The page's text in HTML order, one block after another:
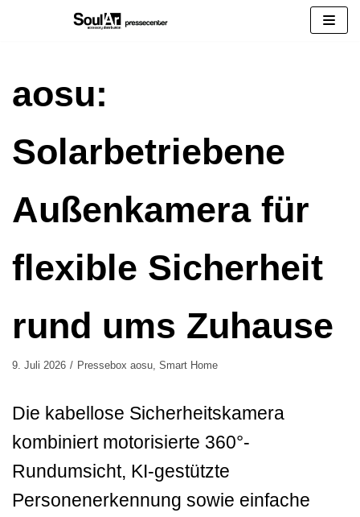
aosu:
Solarbetriebene
Außenkamera für
flexible Sicherheit
rund ums Zuhause
9. Juli 2026 Pressebox aosu Smart Home
Die kabellose Sicherheitskamera
kombiniert motorisierte 360°-
Rundumsicht, KI-gestützte
Personenerkennung sowie einfache